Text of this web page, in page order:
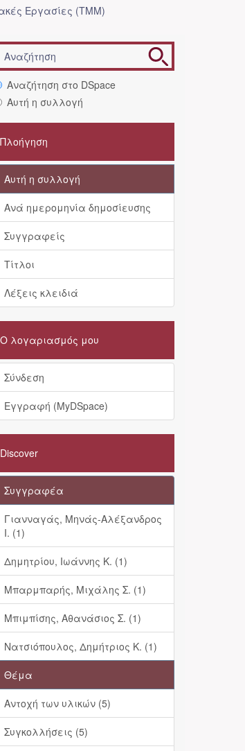
Εργασίες (ΤΜΜ)
Αναζήτηση στο DSpace
Αυτή η συλλογή
Πλοήγηση
Αυτή η συλλογή
Ανά ημερομηνία δημοσίευσης
Συγγραφείς
Τίτλοι
Λέξεις κλειδιά
Ο λογαριασμός μου
Σύνδεση
Εγγραφή (MyDSpace)
Discover
Συγγραφέα
Γιανναγάς, Μηνάς-Αλέξανδρος
Ι. (1)
Δημητρίου, Ιωάννης Κ. (1)
Μπαρμπαρής, Μιχάλης Σ. (1)
Μπιμπίσης, Αθανάσιος Σ. (1)
Νατσιόπουλος, Δημήτριος Κ. (1)
Θέμα
Αντοχή των υλικών (5)
Συγκολλήσεις (5)